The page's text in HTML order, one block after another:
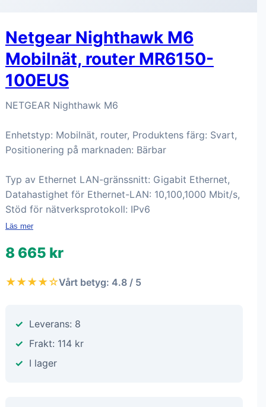
Netgear Nighthawk M6
Mobilnät, router MR6150-
100EUS
NETGEAR Nighthawk M6
Enhetstyp: Mobilnät, router, Produktens färg: Svart,
Positionering på marknaden: Bärbar
Typ av Ethernet LAN-gränssnitt: Gigabit Ethernet,
Datahastighet för Ethernet-LAN: 10,100,1000 Mbit/s,
Stöd för nätverksprotokoll: IPv6
Läs mer
8 665 kr
★★★★☆Vårt betyg: 4.8 / 5
Leverans: 8
Frakt: 114 kr
I lager